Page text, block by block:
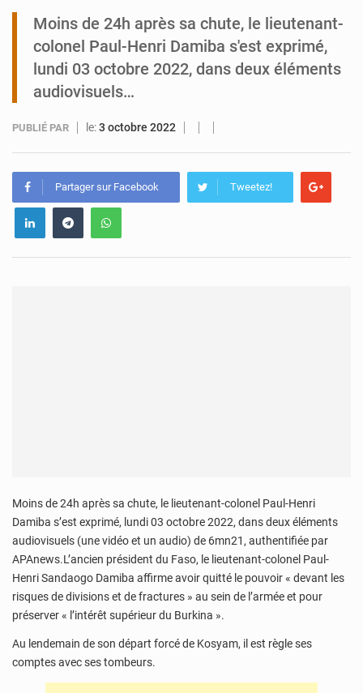
Tibiri : le dialogue, nouveau terrain de jeu pour la paix
Moins de 24h après sa chute, le lieutenant-
colonel Paul-Henri Damiba s'est exprimé,
lundi 03 octobre 2022, dans deux éléments
audiovisuels…
PUBLIÉ PAR le:3 octobre 2022
Partager sur Facebook Tweetez!
Moins de 24h après sa chute, le lieutenant-colonel Paul-Henri
Damiba s’est exprimé, lundi 03 octobre 2022, dans deux éléments
audiovisuels (une vidéo et un audio) de 6mn21, authentifiée par
APAnews.L’ancien président du Faso, le lieutenant-colonel Paul-
Henri Sandaogo Damiba affirme avoir quitté le pouvoir « devant les
risques de divisions et de fractures » au sein de l’armée et pour
préserver « l’intérêt supérieur du Burkina ».
Au lendemain de son départ forcé de Kosyam, il est règle ses
comptes avec ses tombeurs.